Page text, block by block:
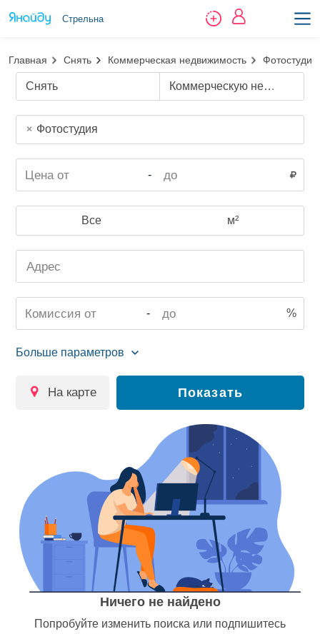
Стрельна
Главная Снять Коммерческая недвижимость Фотостудия
Снять Коммерческую недвижимость
Фотостудия
-
Все м²
- %
на карте Показать
Ничего не найдено
Попробуйте изменить поиска или подпишитесь